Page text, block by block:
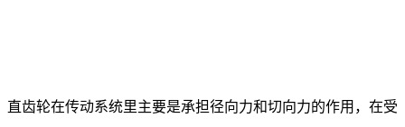
直齿轮在传动系统里主要是承担径向力和切向力的作用，在受